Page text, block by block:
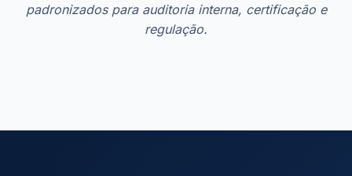
padronizados para auditoria interna, certificação e
regulação.